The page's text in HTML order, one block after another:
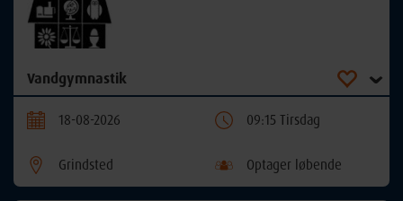
Vandgymnastik
18-08-2026 09:15 Tirsdag
Grindsted Optager løbende